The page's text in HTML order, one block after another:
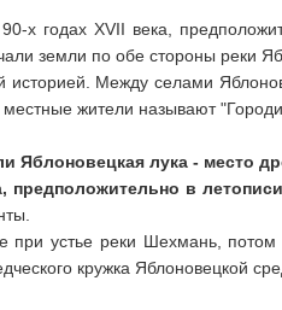
х годах XVII века,
земли по обе стороны реки
историей. Между селами
местные жители называют
Яблоновецкая лука - место
предположительно в
при устье реки Шехмань,
кружка Яблоновецкой